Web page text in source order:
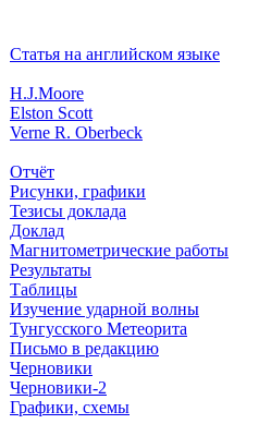
Статья на английском языке
H.J.Moore
Elston Scott
Verne R. Oberbeck
Отчёт
Рисунки, графики
Тезисы доклада
Доклад
Магнитометрические работы
Результаты
Таблицы
Изучение ударной волны
Тунгусского Метеорита
Письмо в редакцию
Черновики
Черновики-2
Графики, схемы